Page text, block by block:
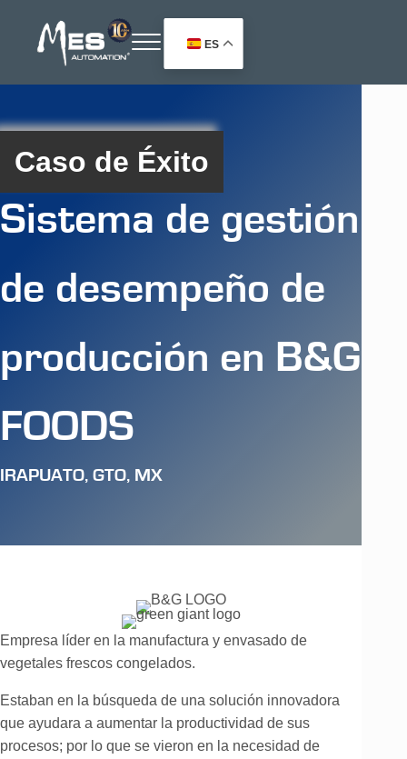
Soluciones para la Automatización Industrial
Menu
Caso de Éxito
Sistema de gestión
de desempeño de
producción en B&G
FOODS
IRAPUATO, GTO, MX
Empresa líder en la manufactura y envasado de
vegetales frescos congelados.
Estaban en la búsqueda de una solución innovadora
que ayudara a aumentar la productividad de sus
procesos; por lo que se vieron en la necesidad de
ES